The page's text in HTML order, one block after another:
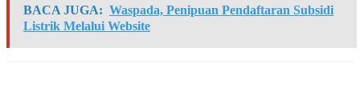
BACA JUGA: Waspada, Penipuan Pendaftaran Subsidi
Listrik Melalui Website